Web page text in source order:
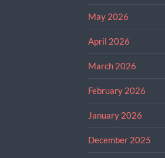
May 2026
April 2026
March 2026
February 2026
January 2026
December 2025